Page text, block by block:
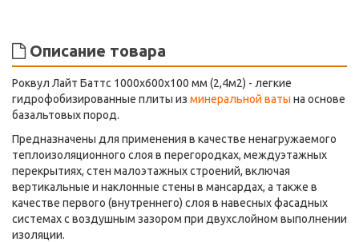
Описание товара
Роквул Лайт Баттс 1000х600х100 мм (2,4м2) - легкие
гидрофобизированные плиты из минеральной ваты на основе
базальтовых пород.
Предназначены для применения в качестве ненагружаемого
теплоизоляционного слоя в перегородках, междуэтажных
перекрытиях, стен малоэтажных строений, включая
вертикальные и наклонные стены в мансардах, а также в
качестве первого (внутреннего) слоя в навесных фасадных
системах с воздушным зазором при двухслойном выполнении
изоляции.